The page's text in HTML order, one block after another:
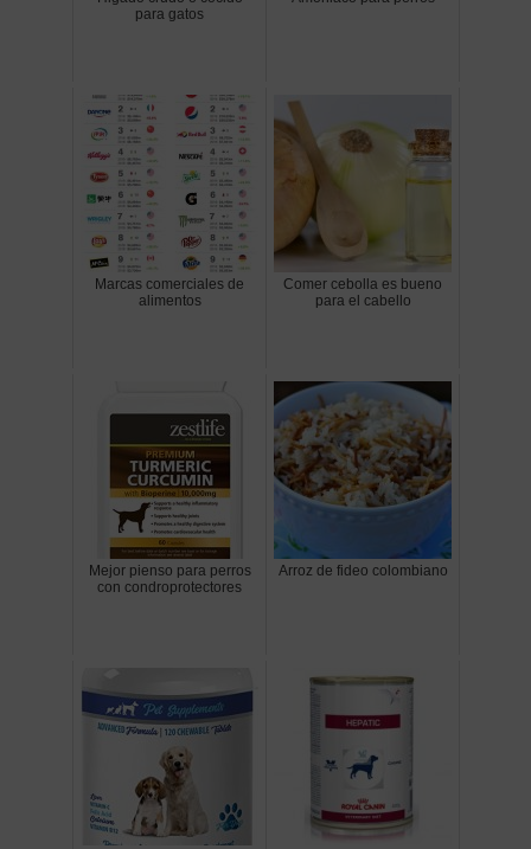
para gatos
Marcas comerciales de
alimentos
Comer cebolla es bueno
para el cabello
Mejor pienso para perros
con condroprotectores
Arroz de fideo colombiano